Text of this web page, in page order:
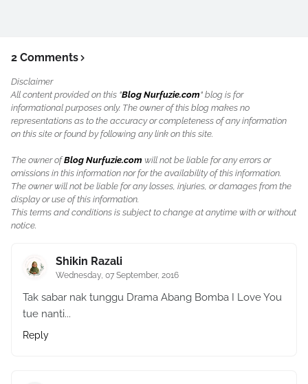
2 Comments
Disclaimer
All content provided on this "Blog Nurfuzie.com" blog is for
informational purposes only. The owner of this blog makes no
representations as to the accuracy or completeness of any information
on this site or found by following any link on this site.
The owner ofBlog Nurfuzie.com will not be liable for any errors or
omissions in this information nor for the availability of this information.
The owner will not be liable for any losses, injuries, or damages from the
display or use of this information.
This terms and conditions is subject to change at anytime with or without
notice.
Shikin Razali
Wednesday, 07 September, 2016
Tak sabar nak tunggu Drama Abang Bomba I Love You
tue nanti...
Reply